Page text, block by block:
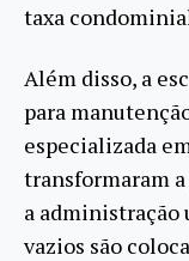
taxa
Além disso, a
para
especializada
transformaram
a administração
vazios são